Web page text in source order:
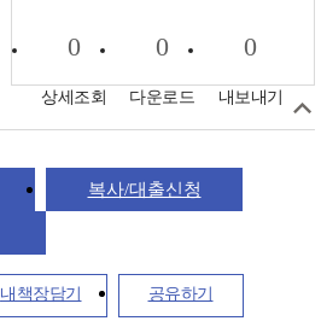
0
상세조회
0
다운로드
0
내보내기
복사/대출신청
내책장담기 공유하기